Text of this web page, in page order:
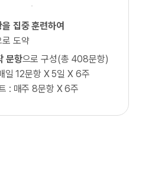
집중 훈련하여
로 도약
문항으로 구성(총 408문항)
일 12문항 X 5일 X 6주
: 매주 8문항 X 6주